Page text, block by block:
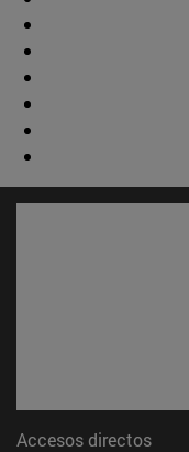
Accesos directos